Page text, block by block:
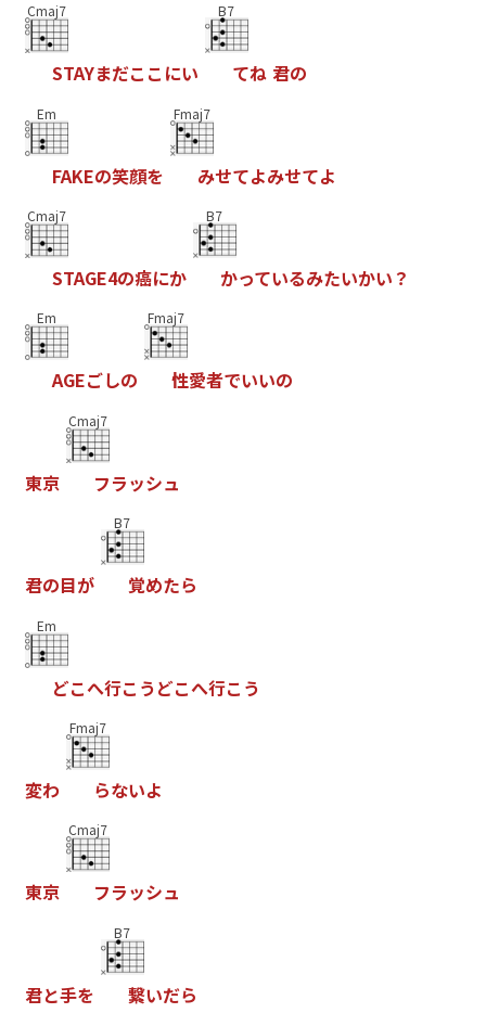
Cmaj7
STAYまだこ こ にい
B7
てね 君の
Em
FAKEの笑顔を
Fmaj7
みせてよみせてよ
Cmaj7
STAGE4の癌にか
B7
かっているみたいかい ？
Em
AGEごしの
Fmaj7
性愛者でいいの
東京
Cmaj7
フラッシュ
君の目が
B7
覚めたら
Em
どこへ行こ う どこへ行こ う
変わ
Fmaj7
らないよ
東京
Cmaj7
フラッシュ
君と手を
B7
繋いだら